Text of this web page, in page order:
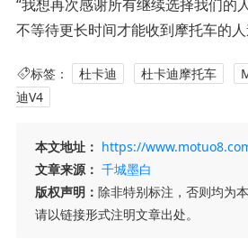
“我想再次感谢所有继续选择我们的
不等待更长时间才能收到摩托车的
标签： 杜卡迪 杜卡迪摩托车
迪V4
本文地址： https://
文章来源： 千城墨白
版权声明： 除非特别标注，否则均为
请以链接形式注明文章出处。